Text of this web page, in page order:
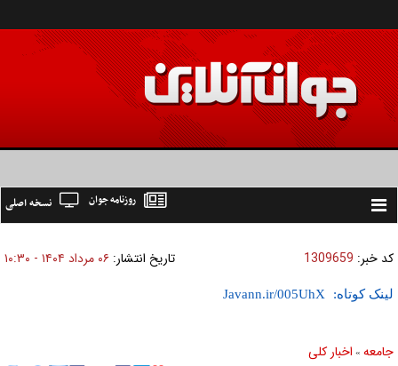
Toggle
نسخه اصلی روزنامه جوان
کد خبر: 1309659 تاریخ انتشار: ۰۶ مرداد ۱۴۰۴ - ۱۰:۳۰
لینک کوتاه:
جامعه » اخبار كلی